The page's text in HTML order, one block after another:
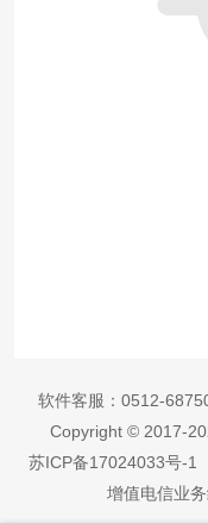
软件客服： 0512-
Copyright © 2017-
苏ICP备17024033号-1
增值电信业